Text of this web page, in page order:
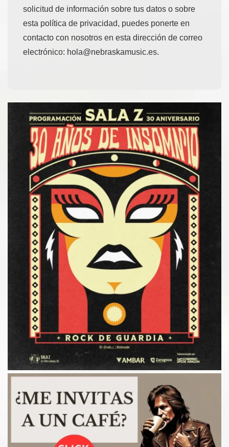
solicitud de información sobre tus datos o sobre
esta política de privacidad, puedes ponerte en
contacto con nosotros en esta dirección de correo
electrónico: hola@nebraskamusic.es.